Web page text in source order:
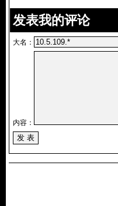
发表我的评论
大名：
内容：